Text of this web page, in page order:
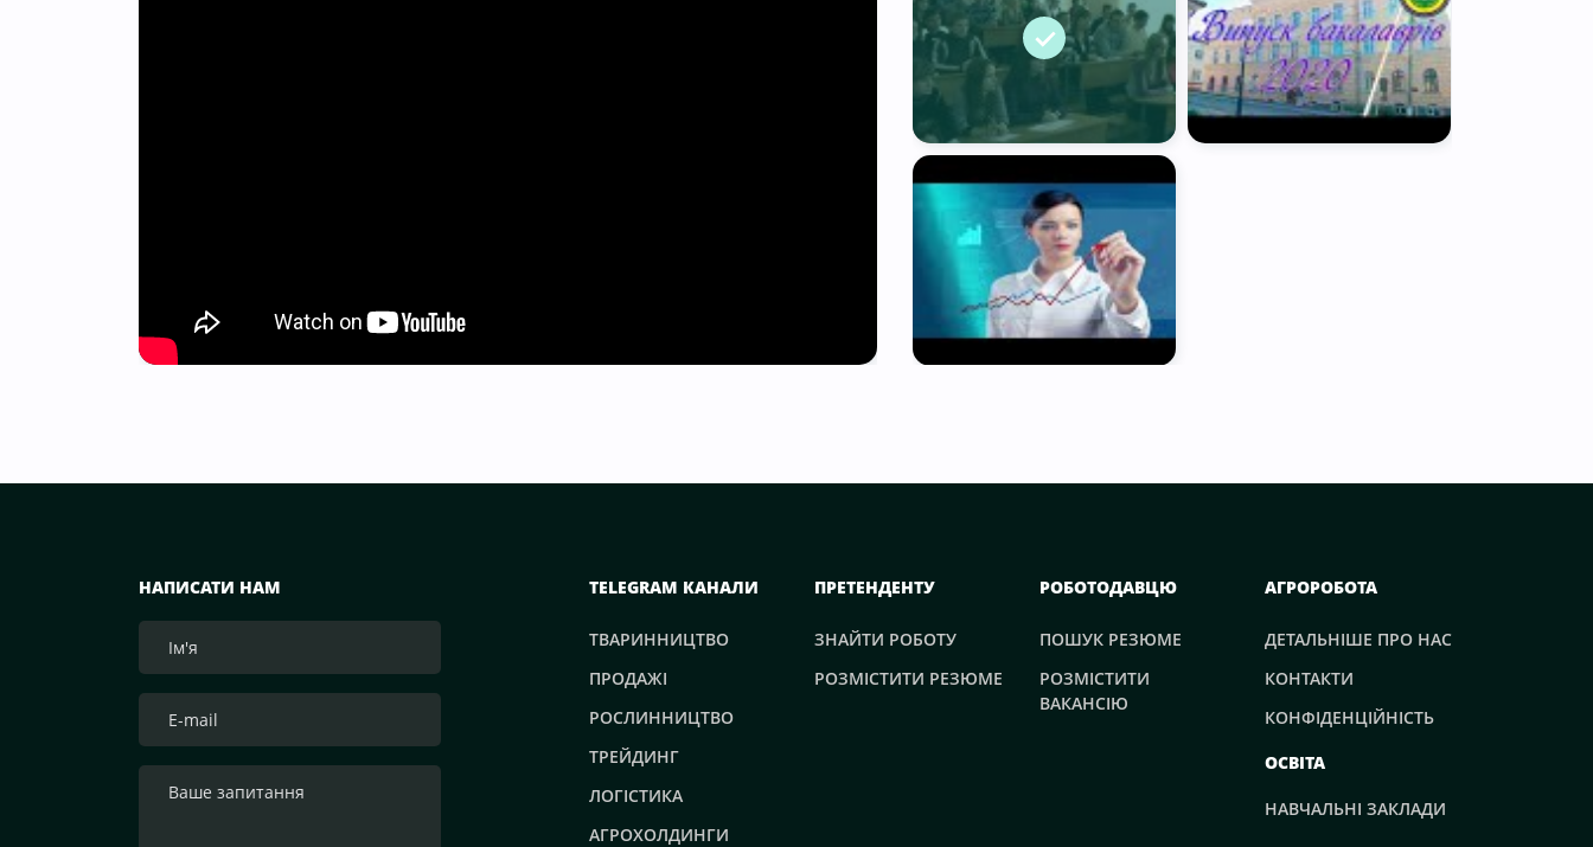
НАПИСАТИ НАМ TELEGRAM КАНАЛИ
ТВАРИННИЦТВО
ПРОДАЖІ
РОСЛИННИЦТВО
ТРЕЙДИНГ
ЛОГІСТИКА
АГРОХОЛДИНГИ
ПРЕТЕНДЕНТУ
ЗНАЙТИ РОБОТУ
РОЗМІСТИТИ РЕЗЮМЕ
РОБОТОДАВЦЮ
ПОШУК РЕЗЮМЕ
РОЗМІСТИТИ
ВАКАНСІЮ
АГРОРОБОТА
ДЕТАЛЬНІШЕ ПРО НАС
КОНТАКТИ
КОНФІДЕНЦІЙНІСТЬ
ОСВІТА
НАВЧАЛЬНІ ЗАКЛАДИ